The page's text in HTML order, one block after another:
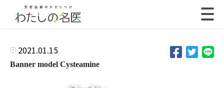
2021.01.15
Banner model Cysteamine